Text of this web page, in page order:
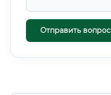
Отправить вопрос